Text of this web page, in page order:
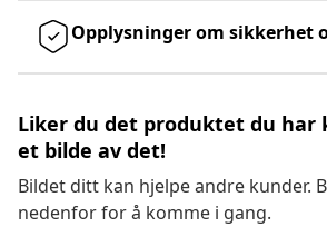
Opplysninger om sikkerhet
Liker du det produktet du har
et bilde av det!
Bildet ditt kan hjelpe andre kunder.
nedenfor for å komme i gang.